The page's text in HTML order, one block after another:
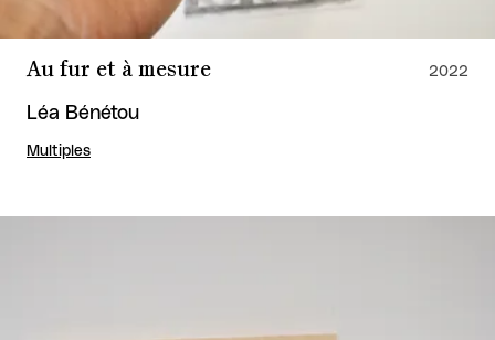
Au fur et à mesure
Léa Bénétou
Multiples
2022